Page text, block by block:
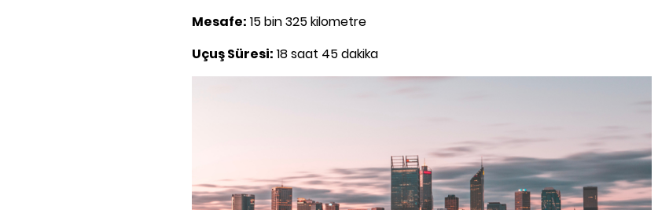
Mesafe: 15 bin 325 kilometre
Uçuş Süresi: 18 saat 45 dakika